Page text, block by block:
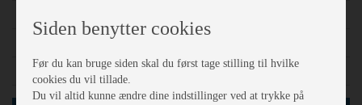
Sådan vejer politiet din campingvogn
Siden benytter cookies
Før du kan bruge siden skal du først tage stilling til hvilke
cookies du vil tillade.
Du vil altid kunne ændre dine indstillinger ved at trykke på